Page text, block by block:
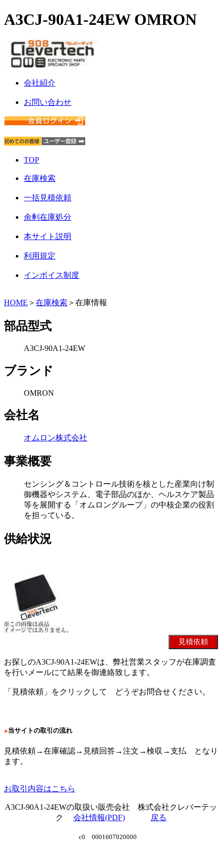
A3CJ-90A1-24EW OMRON
会社紹介
お問い合わせ
TOP
在庫検索
一括見積依頼
余剰在庫処分
本サイト説明
利用規定
インボイス制度
HOME ＞ 在庫検索 ＞在庫情報
部品型式
A3CJ-90A1-24EW
ブランド
OMRON
会社名
オムロン株式会社
事業概要
センシング＆コントロール技術を核とした産業向け制
御機器やシステム、電子部品のほか、ヘルスケア製品
等を展開する「オムロングループ」の中核企業の役割
を担っている。
供給状況
お探しのA3CJ-90A1-24EWは、弊社営業スタッフが在庫調査
を行いメールにて結果を御連絡致します。
「見積依頼」をクリックして どうぞお問合せください。
●当サイトの取引の流れ
見積依頼→在庫確認→見積回答→注文→検収→支払 となり
ます。
お取引内容はこちら
A3CJ-90A1-24EWの取扱い販売会社 株式会社クレバーテッ
ク 会社情報(PDF) 戻る
c0 0001607020000